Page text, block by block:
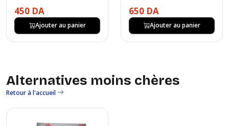
450 DA
Ajouter au panier
650 DA
Ajouter au panier
Alternatives moins chères
Retour à l'accueil